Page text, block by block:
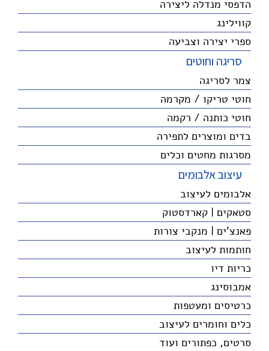
הדפסי מנדלה ליצירה
קווילינג
ספרי יצירה וצביעה
סריגה וחוטים
צמר לסריגה
חוטי טריקו / מקרמה
חוטי כותנה / רקמה
בדים ומוצרים לתפירה
מסרגות מחטים וכלים
עיצוב אלבומים
אלבומים לעיצוב
סטאקים | קארדסטוק
פאנצ'ים | מנקבי צורות
חותמות לעיצוב
כריות דיו
אמבוסינג
כרטיסים ומעטפות
כלים וחומרים לעיצוב
סרטים, כפתורים ועוד